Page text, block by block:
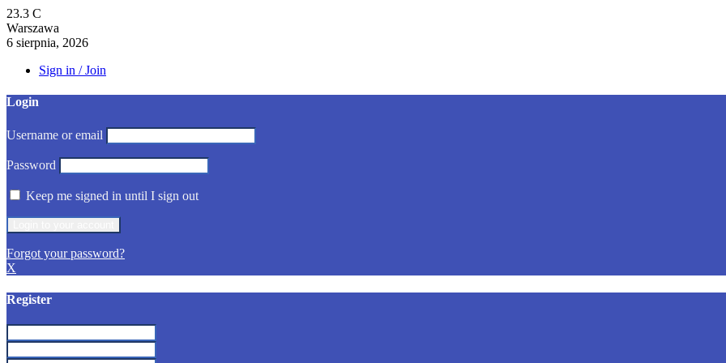
23.3 C
Warszawa
6 sierpnia, 2026
Sign in / Join
Login
Username or email
Password
Keep me signed in until I sign out
Forgot your password?
X
Register